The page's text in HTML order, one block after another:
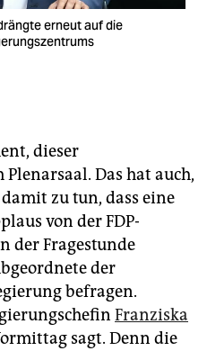
erneut auf die
dieser
Das hat auch,
zu tun, dass eine
von der FDP-
der Fragestunde
der
befragen.
Franziska
sagt. Denn die